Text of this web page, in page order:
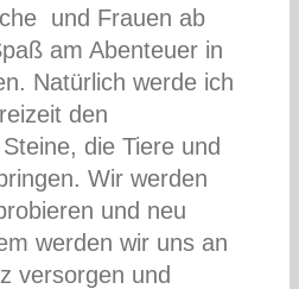
und Frauen ab
am Abenteuer in
Natürlich werde ich
den
die Tiere und
Wir werden
und neu
werden wir uns an
versorgen und